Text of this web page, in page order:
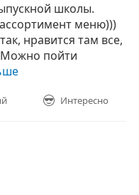
школы.
меню)))
нравится там все,
Можно пойти
Интересно